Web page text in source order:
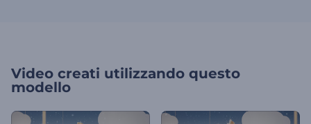
Video creati utilizzando questo
modello